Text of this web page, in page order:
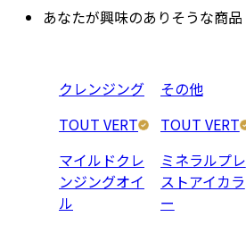
あなたが興味のありそうな商品
クレンジング
TOUT VERT
マイルドクレ
ンジングオイ
ル
その他
TOUT VERT
ミネラルプレ
ストアイカラ
ー